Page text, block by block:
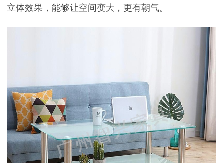
立体效果，能够让空间变大，更有朝气。